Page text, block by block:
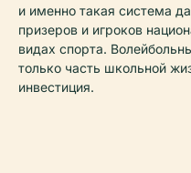
и именно такая система
призеров и игроков
видах спорта.
только часть школьной
инвестиция.